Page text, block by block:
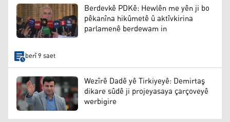
Berdevkê PDKê: Hewlên me yên ji bo
pêkanîna hikûmetê û aktîvkirina
parlamenê berdewam in
berî 9 saet
Wezîrê Dadê yê Tirkiyeyê: Demirtaş
dikare sûdê ji projeyasaya çarçoveyê
werbigire